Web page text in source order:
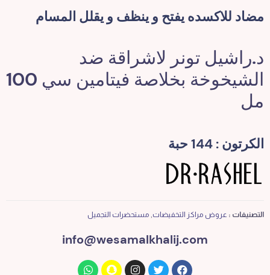
مضاد للاكسده يفتح و ينظف و يقلل المسام
د.راشيل تونر لاشراقة ضد
الشيخوخة بخلاصة فيتامين سي 100
مل
الكرتون : 144 حبة
التصنيفات : عروض مراكز التخفيضات, مستحضرات التجميل
info@wesamalkhalij.com